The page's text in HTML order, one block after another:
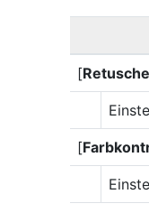
[
[